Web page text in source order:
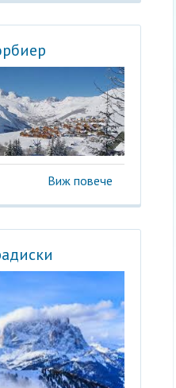
Виж повече